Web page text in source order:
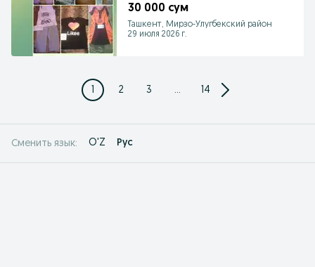
30 000 сум
Ташкент, Мирзо-Улугбекский район
29 июля 2026 г.
1 2 3 ... 14
Сменить язык: O'Z Рус